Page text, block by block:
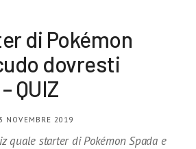
di Pokémon
dovresti
QUIZ
NOVEMBRE 2019
quale starter di Pokémon Spada e